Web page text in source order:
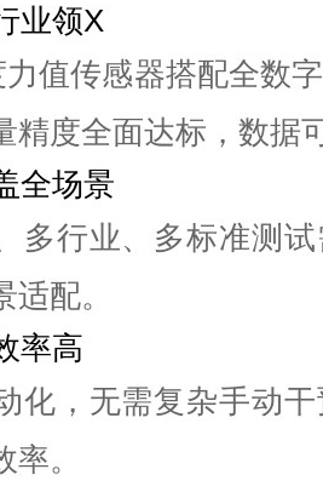
业领X
值传感器搭配全数
精度全面达标，数据
全场景
多行业、多标准测
配。
率高
化，无需复杂手动
。